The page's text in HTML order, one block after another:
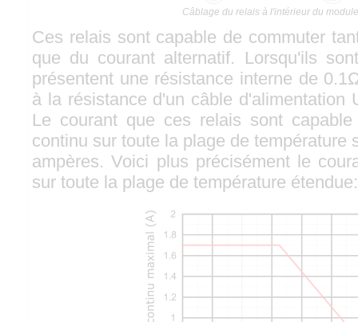
Câblage du relais à l'intérieur du
Ces relais sont capable de commuter
que du courant alternatif. Lorsqu'ils
présentent une résistance interne de
à la résistance d'un câble d'alimentation
Le courant que ces relais sont
continu sur toute la plage de température
ampères. Voici plus précisément le
sur toute la plage de température étendue: